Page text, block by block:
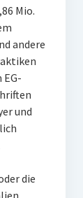
Mio.
andere
und
die